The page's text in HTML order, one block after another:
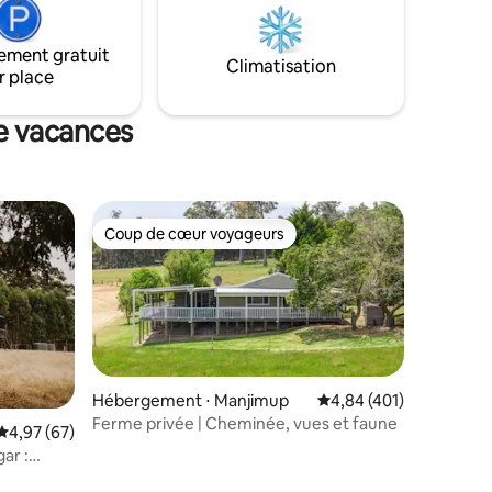
et
proximité de nombreuses attractions.
gratuit
place
Climatisation
vacances
moyenne sur la base de 67 commentaires : 4,97 sur 5
4,97 (67)
:
Coup de cœur voyageurs
Coup de cœur voyageurs
Hébergement ⋅ Manjimup Évaluation moyenne
4,84 (401)
Ferme privée | Cheminée, vues et faune